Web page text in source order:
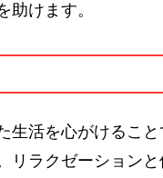
助けます。
生活を心がけるこ
リラクゼーション